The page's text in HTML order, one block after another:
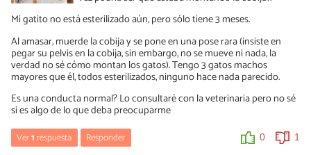
Mi gatito no está esterilizado aún, pero sólo tiene 3 meses.
Al amasar, muerde la cobija y se pone en una pose rara (insiste en
pegar su pelvis en la cobija, sin embargo, no se mueve ni nada, la
verdad no sé cómo montan los gatos). Tengo 3 gatos machos
mayores que él, todos esterilizados, ninguno hace nada parecido.
Es una conducta normal? Lo consultaré con la veterinaria pero no sé
si es algo de lo que deba preocuparme
Ver1respuesta Responder 0 1